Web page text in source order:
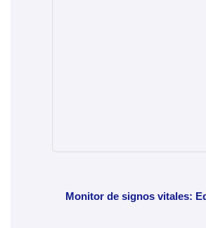
Monitor de signos vitales: